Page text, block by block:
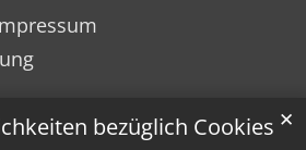
bezüglich Cookies ✕